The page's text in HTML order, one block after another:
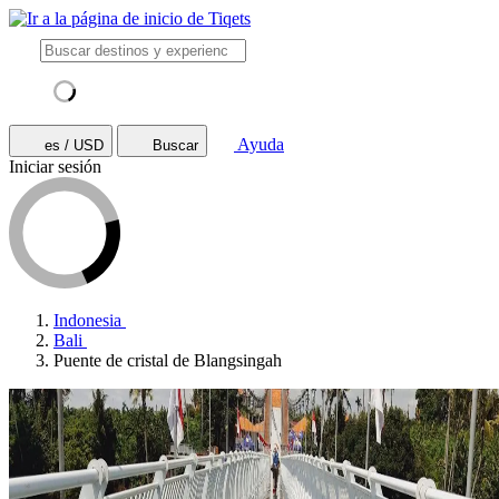
es / USD Buscar
Ayuda
Iniciar sesión
Indonesia
Bali
Puente de cristal de Blangsingah